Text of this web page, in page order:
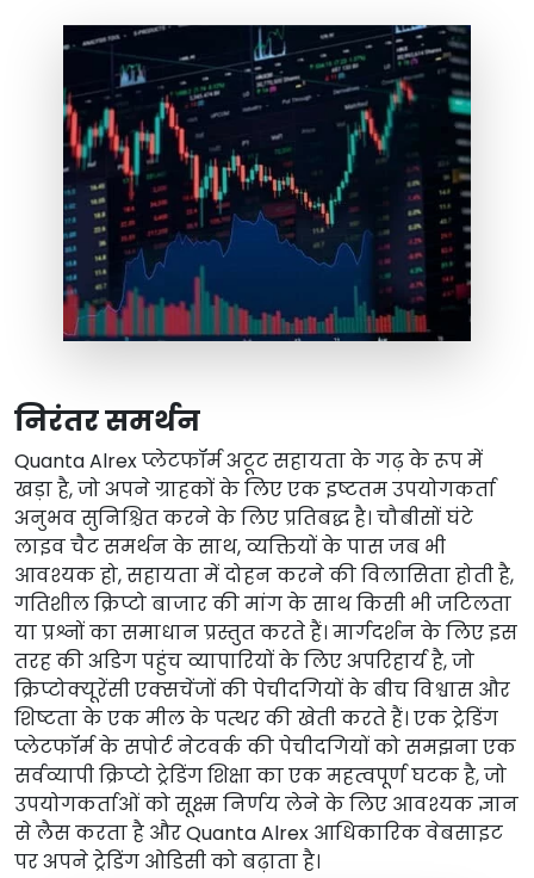
निरंतर समर्थन
Quanta Alrex प्लेटफॉर्म अटूट सहायता के गढ़ के रूप में
खड़ा है, जो अपने ग्राहकों के लिए एक इष्टतम उपयोगकर्ता
अनुभव सुनिश्चित करने के लिए प्रतिबद्ध है। चौबीसों घंटे
लाइव चैट समर्थन के साथ, व्यक्तियों के पास जब भी
आवश्यक हो, सहायता में दोहन करने की विलासिता होती है,
गतिशील क्रिप्टो बाजार की मांग के साथ किसी भी जटिलता
या प्रश्नों का समाधान प्रस्तुत करते हैं। मार्गदर्शन के लिए इस
तरह की अडिग पहुंच व्यापारियों के लिए अपरिहार्य है, जो
क्रिप्टोक्यूरेंसी एक्सचेंजों की पेचीदगियों के बीच विश्वास और
शिष्टता के एक मील के पत्थर की खेती करते हैं। एक ट्रेडिंग
प्लेटफॉर्म के सपोर्ट नेटवर्क की पेचीदगियों को समझना एक
सर्वव्यापी क्रिप्टो ट्रेडिंग शिक्षा का एक महत्वपूर्ण घटक है, जो
उपयोगकर्ताओं को सूक्ष्म निर्णय लेने के लिए आवश्यक ज्ञान
से लैस करता है और Quanta Alrex आधिकारिक वेबसाइट
पर अपने ट्रेडिंग ओडिसी को बढ़ाता है।